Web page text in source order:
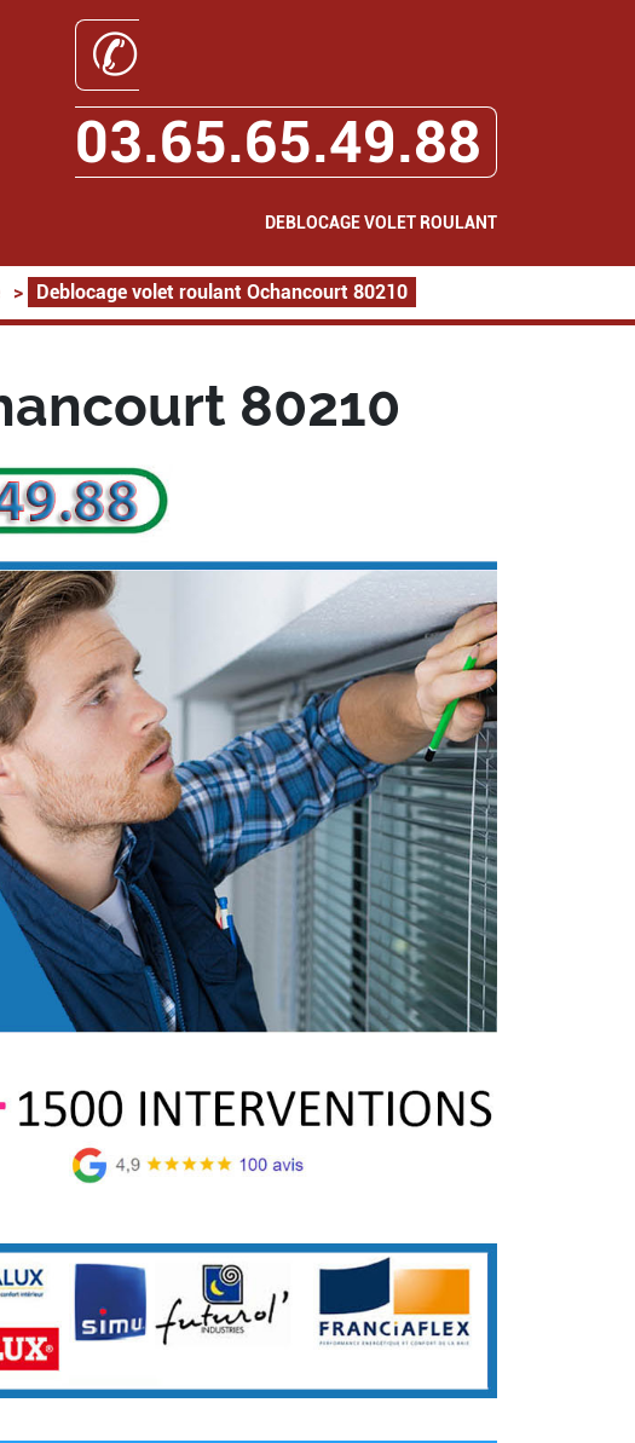
✆
03.65.65.49.88
DEBLOCAGE VOLET ROULANT
> Deblocage volet roulant Ochancourt 80210
80210